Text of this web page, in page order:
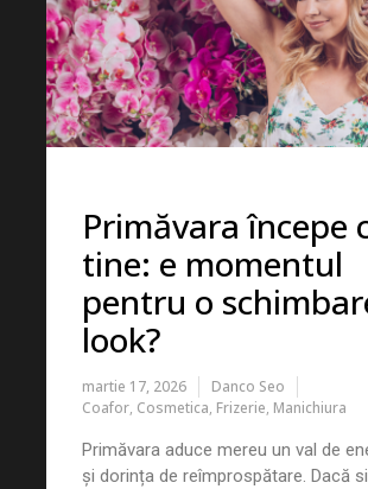
Primăvara începe
tine: e momentul
pentru o
look?
martie 17, 2026
Danco Seo
Coafor, Cosmetica, Frizerie, Manichiura
Primăvara aduce mereu un val de
și dorința de reîmprospătare. Dacă